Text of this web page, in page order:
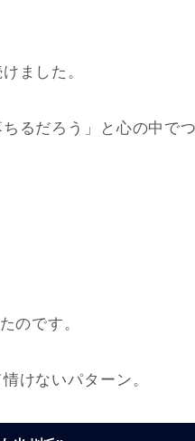
ました。
るだろう」と心の中で
のです。
けないパターン。